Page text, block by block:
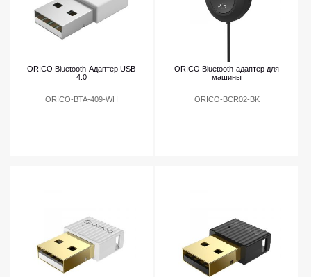
ORICO Bluetooth-Адаптер USB
4.0
ORICO-BTA-409-WH
ORICO Bluetooth-адаптер для
машины
ORICO-BCR02-BK